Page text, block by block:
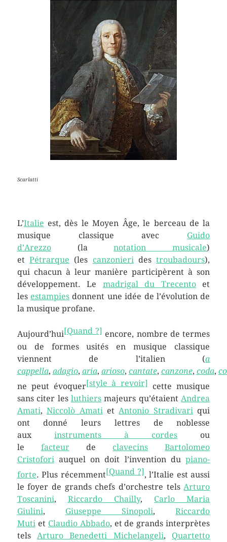
Scarlatti
L’Italie est, dès le Moyen Âge, le berceau de la
musique classique avec Guido
d’Arezzo(lanotation musicale)
et Pétrarque (les canzonieridestroubadours),
qui chacun à leur manière participèrent à son
développement. Le madrigal du Trecentoet
les estampies donnent une idée de l’évolution de
la musique profane.
Aujourd’hui[Quand ?] encore, nombre de termes
ou de formes usités en musique classique
viennent de l’italien (a
cappella, adagio, aria, arioso, cantate, canzone, coda,
ne peut évoquer[style à revoir]cette musique
sans citer les luthiers majeurs qu’étaientAndrea
Amati,Niccolò AmatietAntonio Stradivariqui
ont donné leurs lettres de noblesse
aux instruments à cordes ou
le facteurde clavecins
Bartolomeo
Cristoforiauquel on doit l’invention dupiano-
forte. Plus récemment[Quand ?], l’Italie est aussi
le foyer de grands chefs d’orchestre telsArturo
Toscanini, Riccardo Chailly, Carlo Maria
Giulini, Giuseppe Sinopoli,Riccardo
Mutiet Claudio Abbado, et de grands interprètes
telsArturo Benedetti Michelangeli, Quartetto